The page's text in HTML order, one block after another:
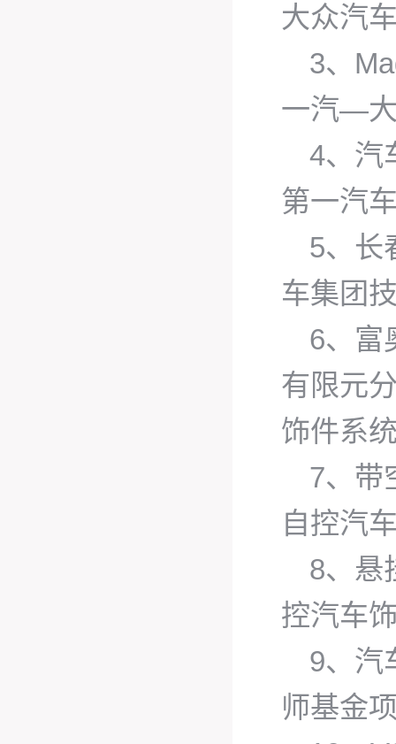
大众汽
3、
一汽—
4、汽
第一汽
5、长
车集团
6、富
有限元
饰件系
7、带
自控汽
8、悬
控汽车
9、汽
师基金